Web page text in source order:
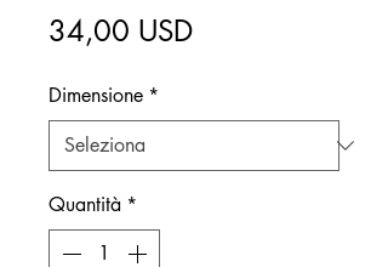
34,00 USDPrezzo
Dimensione *
Quantità *